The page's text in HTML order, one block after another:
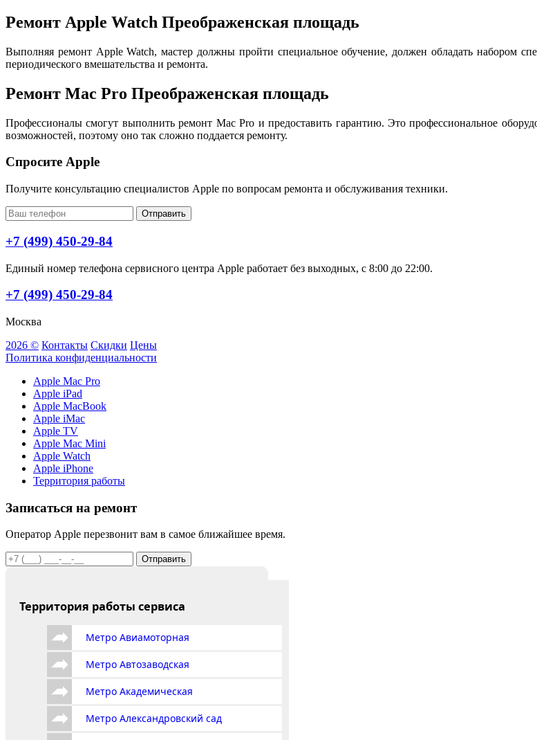
Ремонт Apple Watch Преображенская площадь
Выполняя ремонт Apple Watch, мастер должны пройти специальное обучение, должен обладать набором
периодического вмешательства и ремонта.
Ремонт Mac Pro Преображенская площадь
Профессионалы смогут выполнить ремонт Mac Pro и предоставить гарантию. Это профессиональное
возможностей, поэтому оно так сложно поддается ремонту.
Спросите Apple
Получите консультацию специалистов Apple по вопросам ремонта и обслуживания техники.
Отправить
+7 (499) 450-29-84
Единый номер телефона сервисного центра Apple работает без выходных, с 8:00 до 22:00.
+7 (499) 450-29-84
Москва
2026 © Контакты Скидки Цены
Политика конфиденциальности
Apple Mac Pro
Apple iPad
Apple MacBook
Apple iMac
Apple TV
Apple Mac Mini
Apple Watch
Apple iPhone
Территория работы
Записаться на ремонт
Оператор Apple перезвонит вам в самое ближайшее время.
Отправить
Территория работы сервиса
Метро Авиамоторная
Метро Автозаводская
Метро Академическая
Метро Александровский сад